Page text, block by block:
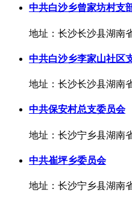
中共白沙乡曾家坊村支
地址：长沙长沙县湖南
中共白沙乡李家山社区
地址：长沙长沙县湖南
中共保安村总支委员会
地址：长沙宁乡县湖南
中共崔坪乡委员会
地址：长沙宁乡县湖南